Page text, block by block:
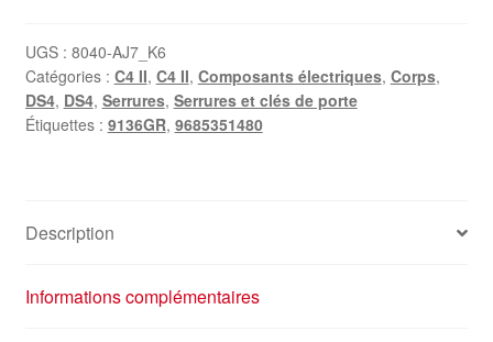
UGS : 8040-AJ7_K6
Catégories : C4 II, C4 II, Composants électriques, Corps,
DS4, DS4, Serrures, Serrures et clés de porte
Étiquettes : 9136GR, 9685351480
Description
Informations complémentaires